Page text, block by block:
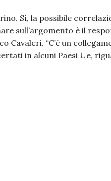
Sì, la possibile
sull’argomento è il
Cavaleri. “C’è un
in alcuni Paesi Ue,